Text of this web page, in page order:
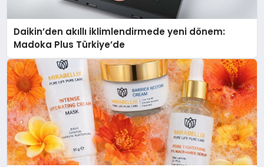
Daikin’den akıllı iklimlendirmede yeni dönem:
Madoka Plus Türkiye’de